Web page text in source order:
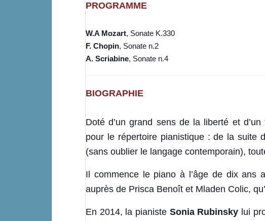
PROGRAMME
W.A Mozart, Sonate K.330
F. Chopin, Sonate n.2
A. Scriabine, Sonate n.4
BIOGRAPHIE
Doté d’un grand sens de la liberté et
pour le répertoire pianistique : de la suite
(sans oublier le langage contemporain),
Il commence le piano à l’âge de dix ans
auprès de Prisca Benoît et Mladen Colic,
​En 2014, la pianiste Sonia Rubinsky lui